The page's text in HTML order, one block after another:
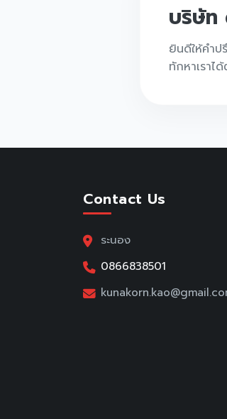
บริษัท
ยินดีให้คำป
ทักหาเราไ
Contact Us
ระนอง
0866838501